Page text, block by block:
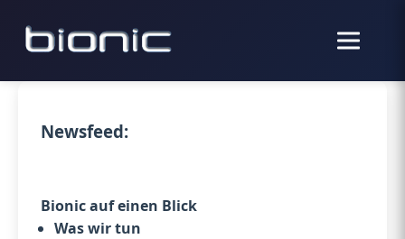
Newsfeed:
Bionic auf einen Blick
Was wir tun